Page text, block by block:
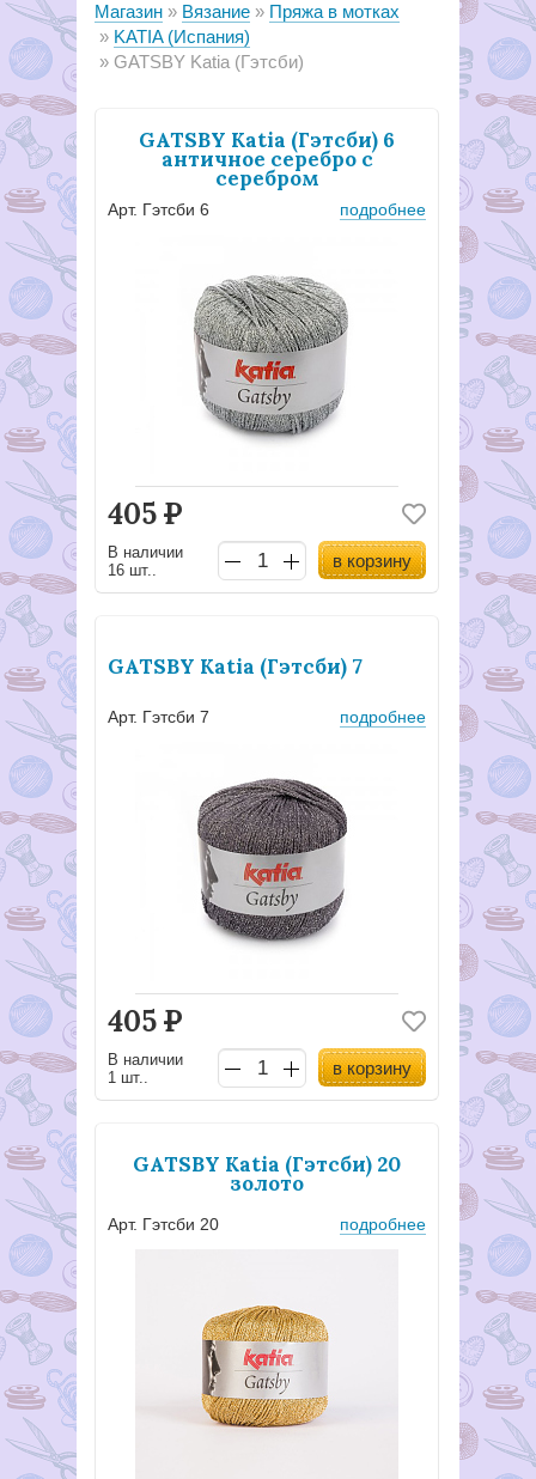
Магазин Вязание
Пряжа в мотках
KATIA (Испания)
GATSBY Katia (Гэтсби)
GATSBY Katia (Гэтсби) 6
античное серебро с
серебром
Арт. Гэтсби 6 подробнее
405Р
В наличии
16 шт..
в корзину
GATSBY Katia (Гэтсби) 7
Арт. Гэтсби 7 подробнее
405Р
В наличии
1 шт..
в корзину
GATSBY Katia (Гэтсби) 20
золото
Арт. Гэтсби 20 подробнее